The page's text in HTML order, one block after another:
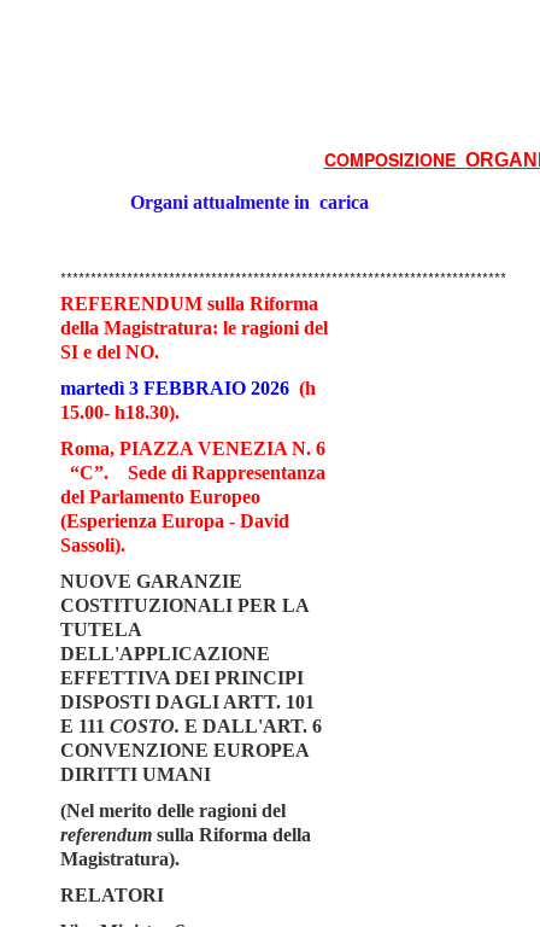
COMPOSIZIONE
Organi attualmente in carica
**************************************************************************
REFERENDUM sulla Riforma
della Magistratura: le ragioni del
SI e del NO.
martedì 3 FEBBRAIO 2026 (h
15.00- h18.30).
Roma, PIAZZA VENEZIA N. 6
“C”.
Sede di Rappresentanza
del Parlamento Europeo
(Esperienza Europa - David
Sassoli).
NUOVE GARANZIE
COSTITUZIONALI PER LA
TUTELA
DELL'APPLICAZIONE
EFFETTIVA DEI PRINCIPI
DISPOSTI DAGLI ARTT. 101
E 111 COSTO. E DALL'ART. 6
CONVENZIONE EUROPEA
DIRITTI UMANI
(Nel merito delle ragioni del
referendum sulla Riforma della
Magistratura).
RELATORI